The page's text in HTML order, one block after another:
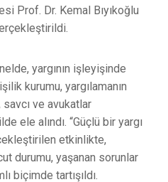
Prof. Dr. Kemal Bıyıkoğlu
yargının işleyişinde
kurumu, yargılamanın
ve avukatlar
ele alındı. “Güçlü bir yargı
etkinlikte,
durumu, yaşanan sorunlar
biçimde tartışıldı.